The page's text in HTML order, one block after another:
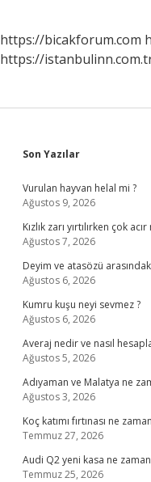
https://bicakforum.com
https://
Sidebar
Son Yazılar
Vurulan hayvan helal mi ?
Ağustos 9, 2026
Kızlık zarı yırtılırken çok acır
Ağustos 7, 2026
Deyim ve atasözü
Ağustos 6, 2026
Kumru kuşu neyi sevmez ?
Ağustos 6, 2026
Averaj nedir ve nasıl
Ağustos 5, 2026
Adıyaman ve Malatya ne
Ağustos 3, 2026
Koç katımı fırtınası ne
Temmuz 27, 2026
Audi Q2 yeni kasa ne zaman
Temmuz 25, 2026